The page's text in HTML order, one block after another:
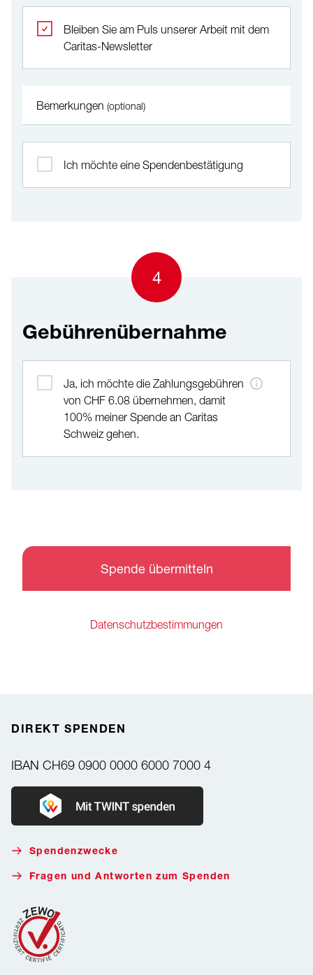
Bleiben Sie am Puls unserer Arbeit mit dem
Caritas-Newsletter
Bemerkungen (optional)
Ich möchte eine Spendenbestätigung
4
Gebührenübernahme
Ja, ich möchte die Zahlungsgebühren
von CHF 6.08 übernehmen, damit
100% meiner Spende an Caritas
Schweiz gehen.
Spende übermitteln
Datenschutzbestimmungen
DIREKT SPENDEN
IBAN CH69 0900 0000 6000 7000 4
Donate with Twint
Spendenzwecke
Fragen und Antworten zum Spenden